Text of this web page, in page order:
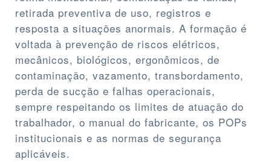
retirada preventiva de uso, registros e
resposta a situações anormais. A formação é
voltada à prevenção de riscos elétricos,
mecânicos, biológicos, ergonômicos, de
contaminação, vazamento, transbordamento,
perda de sucção e falhas operacionais,
sempre respeitando os limites de atuação do
trabalhador, o manual do fabricante, os POPs
institucionais e as normas de segurança
aplicáveis.